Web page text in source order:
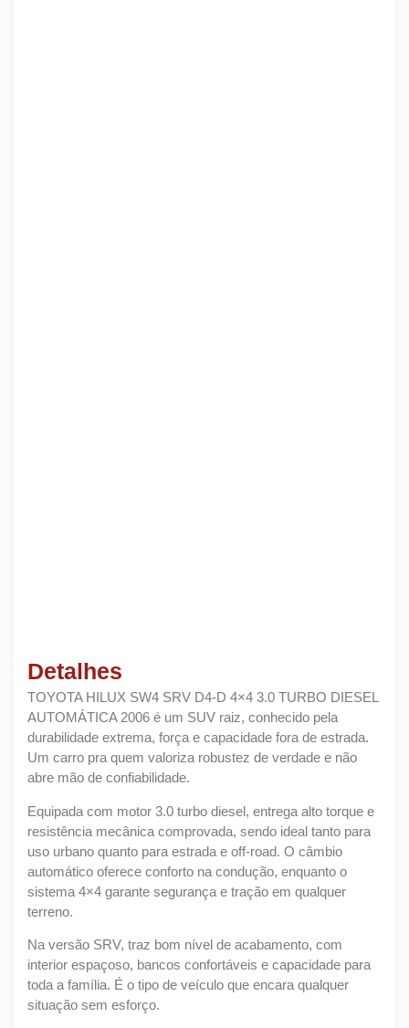
Detalhes
TOYOTA HILUX SW4 SRV D4-D 4×4 3.0 TURBO DIESEL
AUTOMÁTICA 2006 é um SUV raiz, conhecido pela
durabilidade extrema, força e capacidade fora de estrada.
Um carro pra quem valoriza robustez de verdade e não
abre mão de confiabilidade.
Equipada com motor 3.0 turbo diesel, entrega alto torque e
resistência mecânica comprovada, sendo ideal tanto para
uso urbano quanto para estrada e off-road. O câmbio
automático oferece conforto na condução, enquanto o
sistema 4×4 garante segurança e tração em qualquer
terreno.
Na versão SRV, traz bom nível de acabamento, com
interior espaçoso, bancos confortáveis e capacidade para
toda a família. É o tipo de veículo que encara qualquer
situação sem esforço.